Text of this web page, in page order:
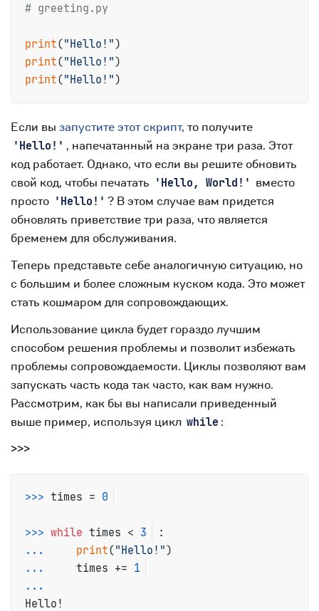
# greeting.py
print("Hello!"
print("Hello!"
print("Hello!"
Если вы запустите этот скрипт, то получите
'Hello!' , напечатанный на экране три раза. Этот
код работает. Однако, что если вы решите обновить
свой код, чтобы печатать 'Hello, World!' вместо
просто 'Hello!' ? В этом случае вам придется
обновлять приветствие три раза, что является
бременем для обслуживания.
Теперь представьте себе аналогичную ситуацию, но
с большим и более сложным куском кода. Это может
стать кошмаром для сопровождающих.
Использование цикла будет гораздо лучшим
способом решения проблемы и позволит избежать
проблемы сопровождаемости. Циклы позволяют вам
запускать часть кода так часто, как вам нужно.
Рассмотрим, как бы вы написали приведенный
выше пример, используя цикл while :
>>>
>>> times = 0
>>> while times < 3
:
...
print("Hello!")
...
    times +=
1
...
Hello!